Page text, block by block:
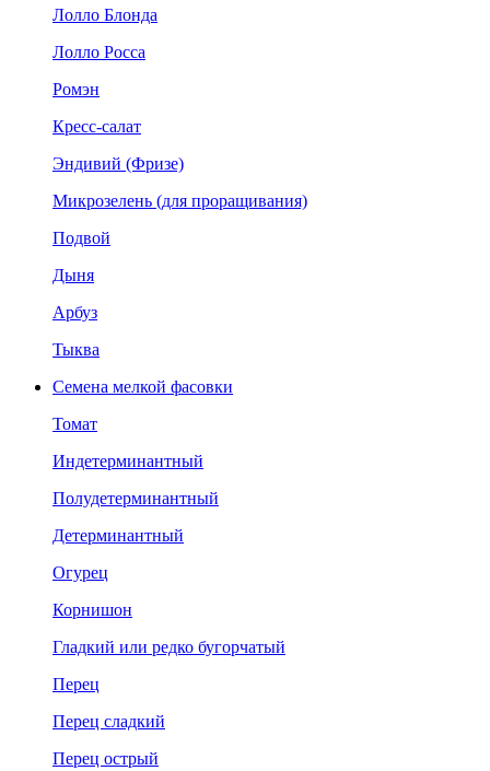
Лолло Блонда
Лолло Росса
Ромэн
Кресс-салат
Эндивий (Фризе)
Микрозелень (для проращивания)
Подвой
Дыня
Арбуз
Тыква
Семена мелкой фасовки
Томат
Индетерминантный
Полудетерминантный
Детерминантный
Огурец
Корнишон
Гладкий или редко бугорчатый
Перец
Перец сладкий
Перец острый